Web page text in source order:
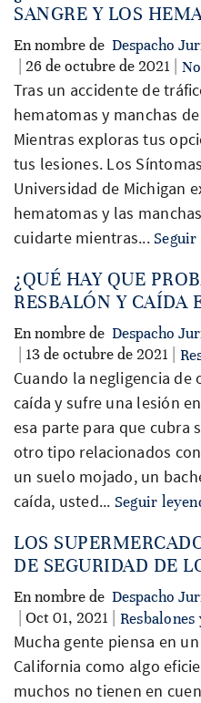
SANGRE Y LOS
En nombre de Despacho
| 26 de octubre de 2021 |
Tras un accidente de
hematomas y manchas
Mientras exploras tus
tus lesiones. Los
Universidad de Michigan
hematomas y las
cuidarte mientras...
¿QUÉ HAY QUE
RESBALÓN Y CAÍDA
En nombre de Despacho
| 13 de octubre de 2021 |
Cuando la negligencia de
caída y sufre una lesión
esa parte para que cubra
otro tipo relacionados
un suelo mojado, un
caída, usted... Seguir
LOS
DE SEGURIDAD DE
En nombre de Despacho
| Oct 01, 2021 |
Resbalones
Mucha gente piensa en
California como algo
muchos no tienen en